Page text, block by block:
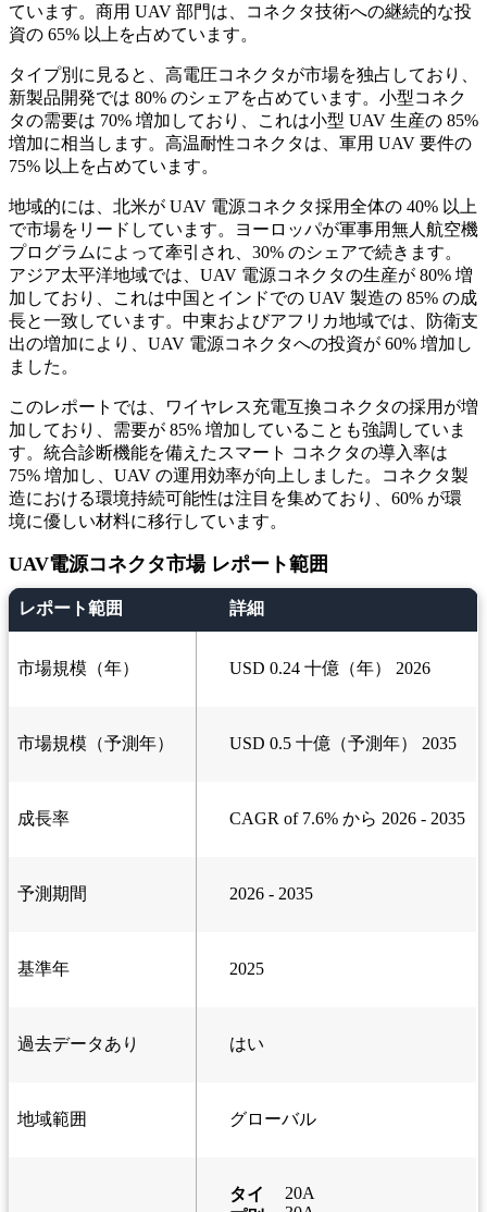
ています。商用 UAV 部門は、コネクタ技術への継続的な投
資の 65% 以上を占めています。
タイプ別に見ると、高電圧コネクタが市場を独占しており、
新製品開発では 80% のシェアを占めています。小型コネク
タの需要は 70% 増加しており、これは小型 UAV 生産の 85%
増加に相当します。高温耐性コネクタは、軍用 UAV 要件の
75% 以上を占めています。
地域的には、北米が UAV 電源コネクタ採用全体の 40% 以上
で市場をリードしています。ヨーロッパが軍事用無人航空機
プログラムによって牽引され、30% のシェアで続きます。
アジア太平洋地域では、UAV 電源コネクタの生産が 80% 増
加しており、これは中国とインドでの UAV 製造の 85% の成
長と一致しています。中東およびアフリカ地域では、防衛支
出の増加により、UAV 電源コネクタへの投資が 60% 増加し
ました。
このレポートでは、ワイヤレス充電互換コネクタの採用が増
加しており、需要が 85% 増加していることも強調していま
す。統合診断機能を備えたスマート コネクタの導入率は
75% 増加し、UAV の運用効率が向上しました。コネクタ製
造における環境持続可能性は注目を集めており、60% が環
境に優しい材料に移行しています。
UAV電源コネクタ市場 レポート範囲
レポート範囲 詳細
市場規模（年） USD 0.24 十億（年） 2026
市場規模（予測年） USD 0.5 十億（予測年） 2035
成長率 CAGR of 7.6% から 2026 - 2035
予測期間 2026 - 2035
基準年 2025
過去データあり はい
地域範囲 グローバル
タイ
20A